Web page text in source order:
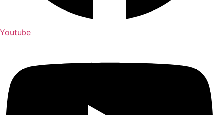
Youtube